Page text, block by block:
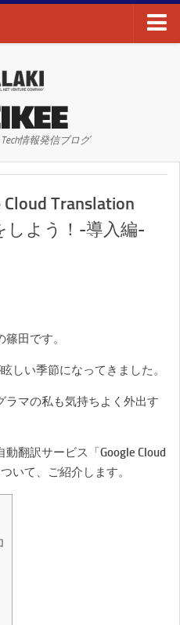
情報発信ブログ
Translation
しよう！-導入編-
田です。
しい季節になってきました。
ラマの私も気持ちよく外出す
翻訳サービス「Google Cloud
いて、ご紹介します。